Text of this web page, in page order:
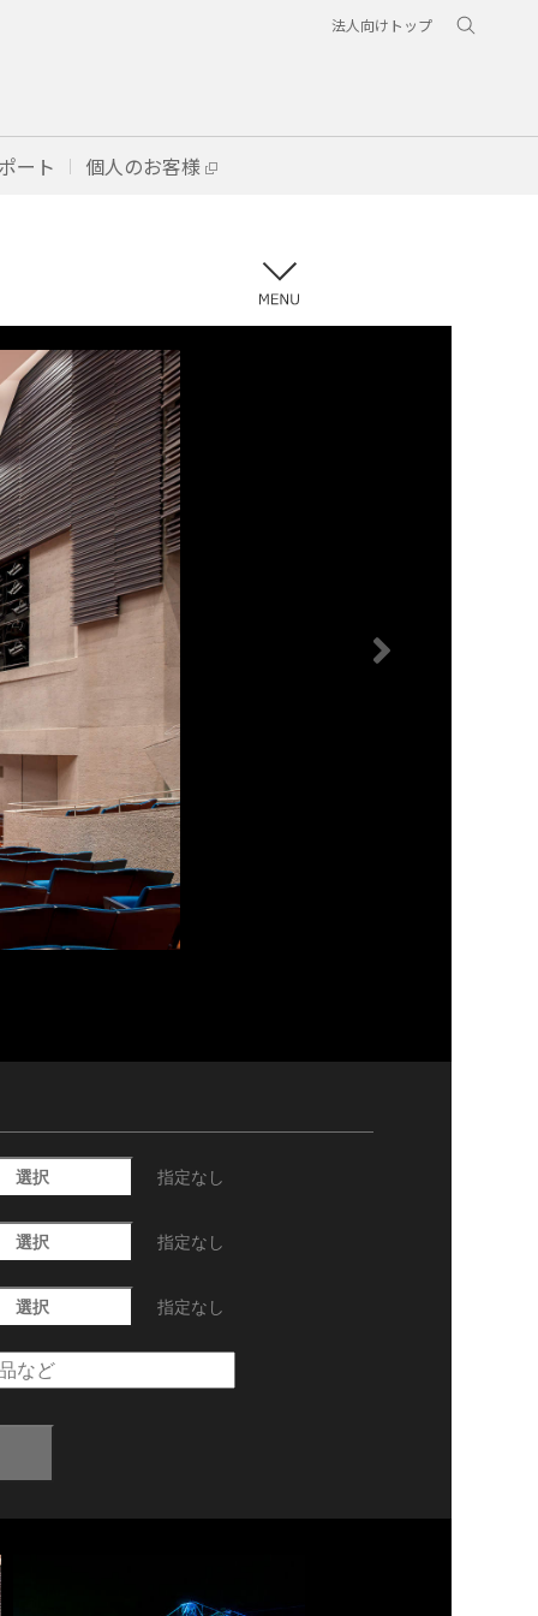
法人向けトップ
ート 個人のお客様
選択 指定なし
選択 指定なし
選択 指定なし